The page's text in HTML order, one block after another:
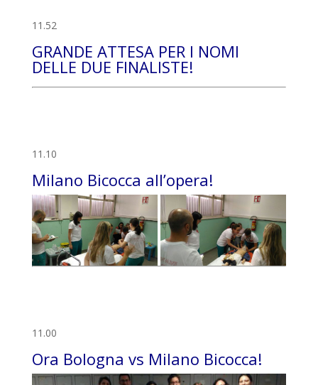
11.52
GRANDE ATTESA PER I NOMI
DELLE DUE FINALISTE!
11.10
Milano Bicocca all’opera!
11.00
Ora Bologna vs Milano Bicocca!